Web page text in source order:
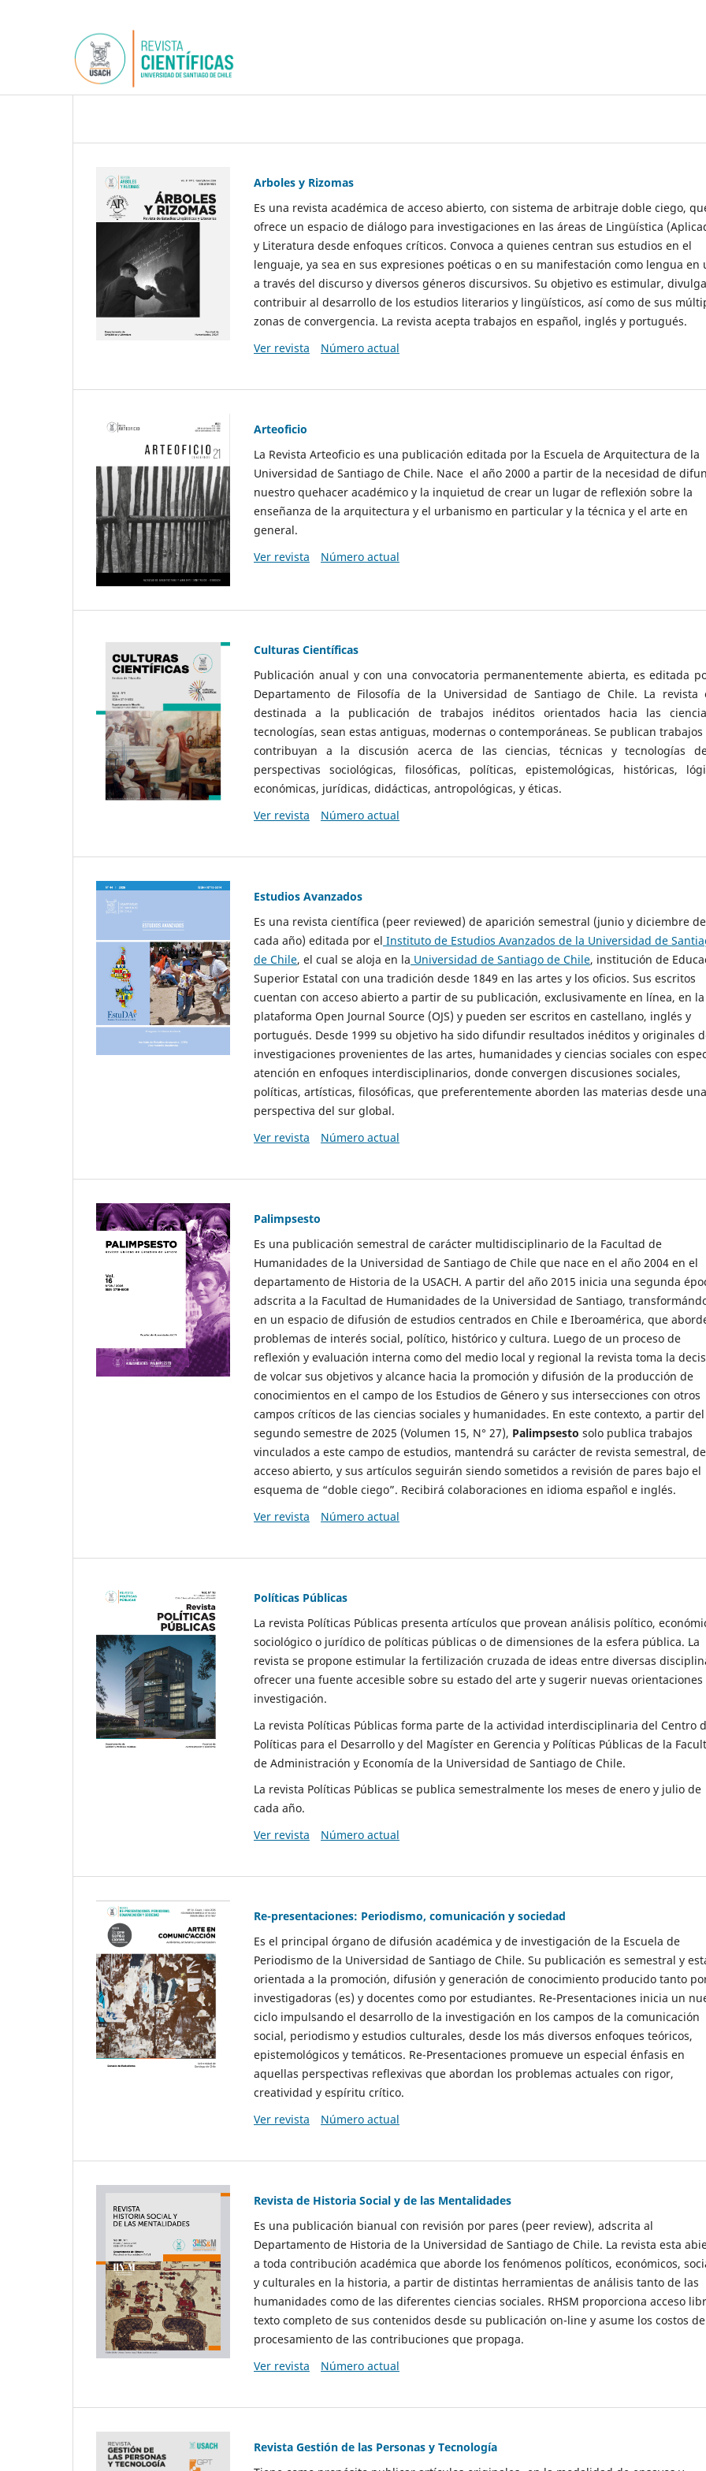
Arboles y Rizomas
Es una revista académica de acceso abierto, con sistema de arbitraje doble ciego,
ofrece un espacio de diálogo para investigaciones en las áreas de Lingüística
y Literatura desde enfoques críticos. Convoca a quienes centran sus estudios en el
lenguaje, ya sea en sus expresiones poéticas o en su manifestación como lengua en
a través del discurso y diversos géneros discursivos. Su objetivo es estimular,
contribuir al desarrollo de los estudios literarios y lingüísticos, así como de sus
zonas de convergencia. La revista acepta trabajos en español, inglés y portugués.
Ver revista
Número actual
Arteoficio
La Revista Arteoficio es una publicación editada por la Escuela de Arquitectura de la
Universidad de Santiago de Chile. Nace el año 2000 a partir de la necesidad de
nuestro quehacer académico y la inquietud de crear un lugar de reflexión sobre la
enseñanza de la arquitectura y el urbanismo en particular y la técnica y el arte en
general.
Ver revista
Número actual
Culturas Científicas
Publicación anual y con una convocatoria permanentemente abierta, es editada
Departamento de Filosofía de la Universidad de Santiago de Chile. La revista
destinada a la publicación de trabajos inéditos orientados hacia las
tecnologías, sean estas antiguas, modernas o contemporáneas. Se publican
contribuyan a la discusión acerca de las ciencias, técnicas y tecnologías
perspectivas sociológicas, filosóficas, políticas, epistemológicas, históricas,
económicas, jurídicas, didácticas, antropológicas, y éticas.
Ver revista
Número actual
Estudios Avanzados
Es una revista científica (peer reviewed) de aparición semestral (junio y diciembre de
cada año) editada por el Instituto de Estudios Avanzados de la Universidad de
de Chile, el cual se aloja en la Universidad de Santiago de Chile, institución de
Superior Estatal con una tradición desde 1849 en las artes y los oficios. Sus escritos
cuentan con acceso abierto a partir de su publicación, exclusivamente en línea, en la
plataforma Open Journal Source (OJS) y pueden ser escritos en castellano, inglés y
portugués. Desde 1999 su objetivo ha sido difundir resultados inéditos y originales
investigaciones provenientes de las artes, humanidades y ciencias sociales con
atención en enfoques interdisciplinarios, donde convergen discusiones sociales,
políticas, artísticas, filosóficas, que preferentemente aborden las materias desde una
perspectiva del sur global.
Ver revista
Número actual
Palimpsesto
Es una publicación semestral de carácter multidisciplinario de la Facultad de
Humanidades de la Universidad de Santiago de Chile que nace en el año 2004 en el
departamento de Historia de la USACH. A partir del año 2015 inicia una segunda
adscrita a la Facultad de Humanidades de la Universidad de Santiago,
en un espacio de difusión de estudios centrados en Chile e Iberoamérica, que
problemas de interés social, político, histórico y cultura. Luego de un proceso de
reflexión y evaluación interna como del medio local y regional la revista toma la
de volcar sus objetivos y alcance hacia la promoción y difusión de la producción de
conocimientos en el campo de los Estudios de Género y sus intersecciones con otros
campos críticos de las ciencias sociales y humanidades. En este contexto, a partir del
segundo semestre de 2025 (Volumen 15, N° 27), Palimpsesto solo publica trabajos
vinculados a este campo de estudios, mantendrá su carácter de revista semestral, de
acceso abierto, y sus artículos seguirán siendo sometidos a revisión de pares bajo el
esquema de “doble ciego”. Recibirá colaboraciones en idioma español e inglés.
Ver revista
Número actual
Políticas Públicas
La revista Políticas Públicas presenta artículos que provean análisis político,
sociológico o jurídico de políticas públicas o de dimensiones de la esfera pública. La
revista se propone estimular la fertilización cruzada de ideas entre diversas
ofrecer una fuente accesible sobre su estado del arte y sugerir nuevas orientaciones
investigación.
La revista Políticas Públicas forma parte de la actividad interdisciplinaria del Centro
Políticas para el Desarrollo y del Magíster en Gerencia y Políticas Públicas de la
de Administración y Economía de la Universidad de Santiago de Chile.
La revista Políticas Públicas se publica semestralmente los meses de enero y julio de
cada año.
Ver revista
Número actual
Re-presentaciones: Periodismo, comunicación y sociedad
Es el principal órgano de difusión académica y de investigación de la Escuela de
Periodismo de la Universidad de Santiago de Chile. Su publicación es semestral y
orientada a la promoción, difusión y generación de conocimiento producido tanto
investigadoras (es) y docentes como por estudiantes. Re-Presentaciones inicia un
ciclo impulsando el desarrollo de la investigación en los campos de la comunicación
social, periodismo y estudios culturales, desde los más diversos enfoques teóricos,
epistemológicos y temáticos. Re-Presentaciones promueve un especial énfasis en
aquellas perspectivas reflexivas que abordan los problemas actuales con rigor,
creatividad y espíritu crítico.
Ver revista
Número actual
Revista de Historia Social y de las Mentalidades
Es una publicación bianual con revisión por pares (peer review), adscrita al
Departamento de Historia de la Universidad de Santiago de Chile. La revista esta
a toda contribución académica que aborde los fenómenos políticos, económicos,
y culturales en la historia, a partir de distintas herramientas de análisis tanto de las
humanidades como de las diferentes ciencias sociales. RHSM proporciona acceso
texto completo de sus contenidos desde su publicación on-line y asume los costos de
procesamiento de las contribuciones que propaga.
Ver revista
Número actual
Revista Gestión de las Personas y Tecnología